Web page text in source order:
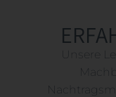
Unsere